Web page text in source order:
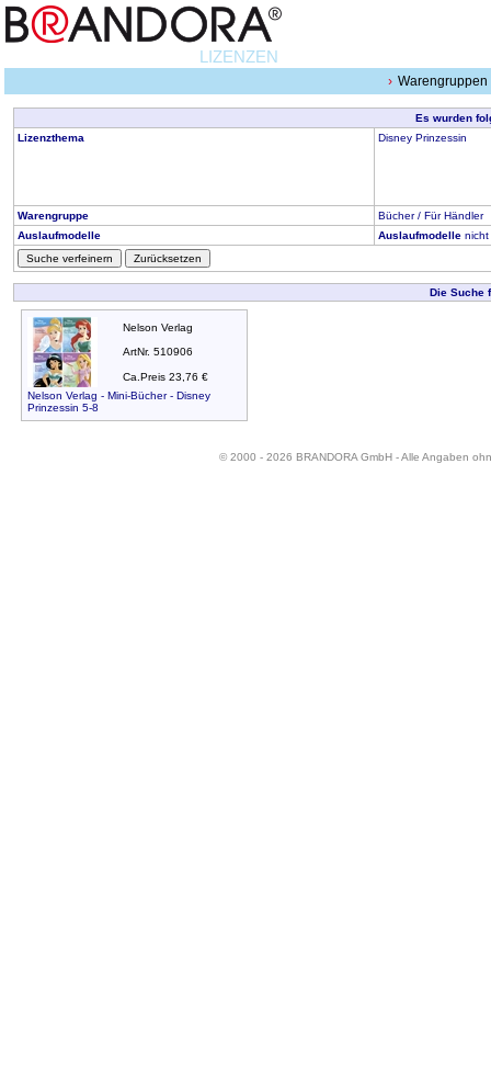
LIZENZEN
Warengruppen
Es wurden
Lizenzthema
Disney Prinzessin
Warengruppe
Bücher / Für Händler
Auslaufmodelle
Auslaufmodelle nicht
Suche verfeinern
Zurücksetzen
Die Suche
Nelson Verlag
ArtNr. 510906
Ca.Preis 23,76 €
Nelson Verlag - Mini-Bücher - Disney
Prinzessin 5-8
© 2000 - 2026 BRANDORA GmbH - Alle Angaben